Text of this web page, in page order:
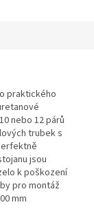
praktického
nebo 12 párů
trubek s
jsou
k poškození
pro montáž
mm